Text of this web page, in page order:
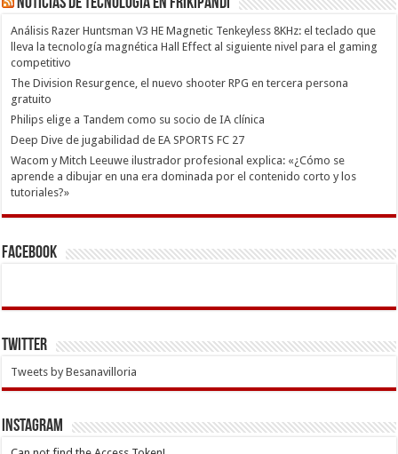
Análisis Razer Huntsman V3 HE Magnetic Tenkeyless 8KHz: el teclado que
lleva la tecnología magnética Hall Effect al siguiente nivel para el gaming
competitivo
The Division Resurgence, el nuevo shooter RPG en tercera persona
gratuito
Philips elige a Tandem como su socio de IA clínica
Deep Dive de jugabilidad de EA SPORTS FC 27
Wacom y Mitch Leeuwe ilustrador profesional explica: «¿Cómo se
aprende a dibujar en una era dominada por el contenido corto y los
tutoriales?»
Facebook
Twitter
Tweets by Besanavilloria
INSTAGRAM